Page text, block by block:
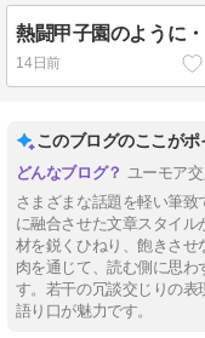
熱闘甲子園のように・
14日前
このブログのここがポ
ユーモア
さまざまな話題を軽い筆
に融合させた文章スタイ
材を鋭くひねり、飽きさせ
肉を通じて、読む側に思わ
す。若干の冗談交じりの表
語り口が魅力です。